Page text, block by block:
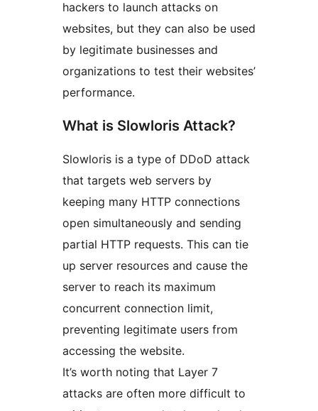
hackers to launch attacks on
websites, but they can also be used
by legitimate businesses and
organizations to test their websites’
performance.
What is Slowloris Attack?
Slowloris is a type of DDoD attack
that targets web servers by
keeping many HTTP connections
open simultaneously and sending
partial HTTP requests. This can tie
up server resources and cause the
server to reach its maximum
concurrent connection limit,
preventing legitimate users from
accessing the website.
It’s worth noting that Layer 7
attacks are often more difficult to